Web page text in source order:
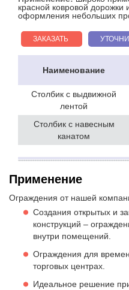
красной ковровой дорожки
оформления небольших
ЗАКАЗАТЬ
Наименование
Столбик с выдвижной
лентой
Столбик с навесным
канатом
Применение
Ограждения от нашей
Создания открытых и
конструкций –
внутри помещений.
Ограждения для
торговых центрах.
Идеальное решение